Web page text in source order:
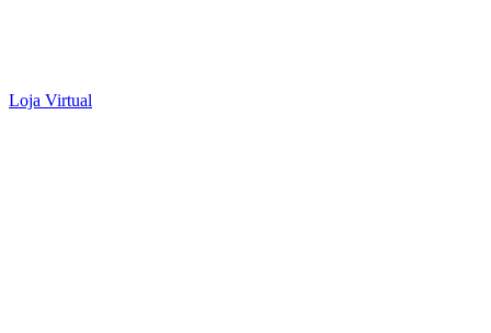
Loja Virtual